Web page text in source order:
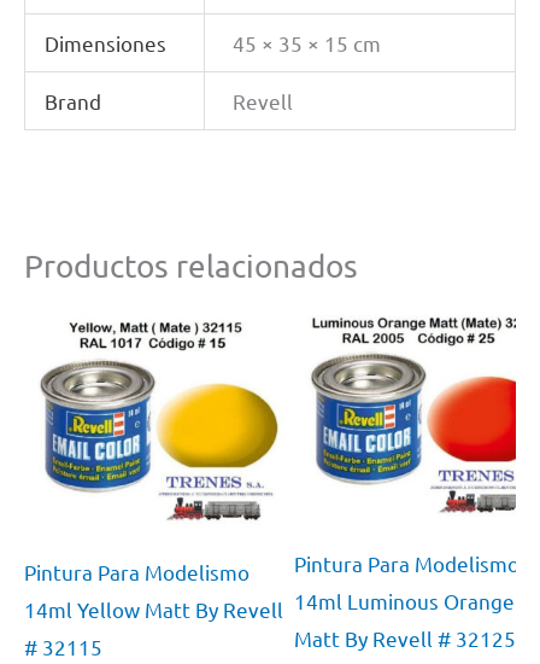
Dimensiones 45 × 35 × 15 cm
Brand Revell
Productos relacionados
Pintura Para Modelismo
14ml Yellow Matt By Revell
# 32115
Pintura Para Modelismo
14ml Luminous Orange
Matt By Revell # 32125